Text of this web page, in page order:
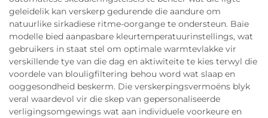
geleidelik kan verskerp gedurende die aandure om
natuurlike sirkadiese ritme-oorgange te ondersteun. Baie
modelle bied aanpasbare kleurtemperatuurinstellings, wat
gebruikers in staat stel om optimale warmtevlakke vir
verskillende tye van die dag en aktiwiteite te kies terwyl die
voordele van blouligfiltering behou word wat slaap en
ooggesondheid beskerm. Die verskerpingsvermoëns blyk
veral waardevol vir die skep van gepersonaliseerde
verligingsomgewings wat aan individuele voorkeure en